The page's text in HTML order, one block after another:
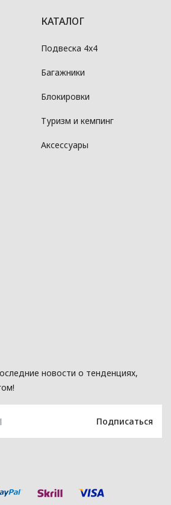
КАТАЛОГ
Подвеска 4x4
Багажники
Блокировки
Туризм и кемпинг
Аксессуары
новости о тенденциях,